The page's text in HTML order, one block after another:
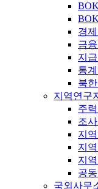
경
금
지
통
북
지역연구
주
조
지
지
지
공
국외사무